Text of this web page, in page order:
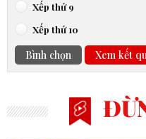
Xếp thứ 9
Xếp thứ 10
Bình chọn Xem kết